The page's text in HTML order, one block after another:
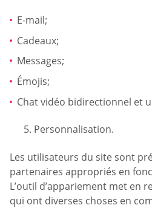
E-mail;
Cadeaux;
Messages;
Émojis;
Chat vidéo bidirectionnel et
Personnalisation.
Les utilisateurs du site sont
partenaires appropriés en
L’outil d’appariement met en
qui ont diverses choses en